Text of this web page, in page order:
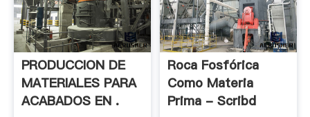
PRODUCCION DE
MATERIALES PARA
ACABADOS EN .
Roca Fosfórica
Como Materia
Prima - Scribd